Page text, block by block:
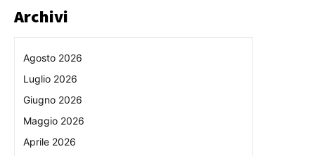
Archivi
Agosto 2026
Luglio 2026
Giugno 2026
Maggio 2026
Aprile 2026